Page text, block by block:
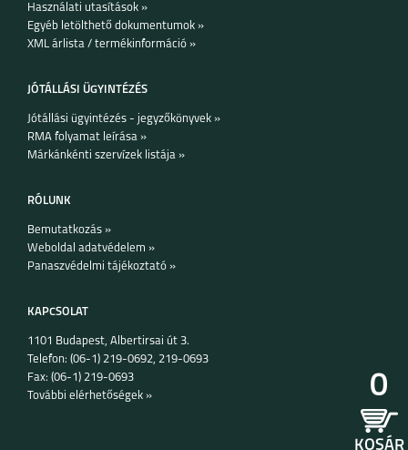
Használati utasítások »
Egyéb letölthető dokumentumok »
XML árlista / termékinformáció »
JÓTÁLLÁSI ÜGYINTÉZÉS
Jótállási ügyintézés - jegyzőkönyvek »
RMA folyamat leírása »
Márkánkénti szervízek listája »
RÓLUNK
Bemutatkozás »
Weboldal adatvédelem »
Panaszvédelmi tájékoztató »
KAPCSOLAT
1101 Budapest, Albertirsai út 3.
Telefon: (06-1) 219-0692, 219-0693
Fax: (06-1) 219-0693
További elérhetőségek »
0
KOSÁR